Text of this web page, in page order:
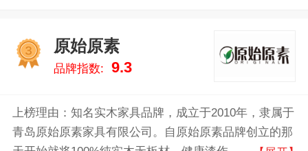
3
原始原素
品牌指数: 9.3
上榜理由：知名实木家具品牌，成立于2010年，隶属于
青岛原始原素家具有限公司。自原始原素品牌创立的那